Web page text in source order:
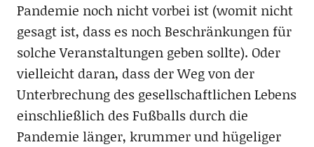
Pandemie noch nicht vorbei ist (womit nicht
gesagt ist, dass es noch Beschränkungen für
solche Veranstaltungen geben sollte). Oder
vielleicht daran, dass der Weg von der
Unterbrechung des gesellschaftlichen Lebens
einschließlich des Fußballs durch die
Pandemie länger, krummer und hügeliger